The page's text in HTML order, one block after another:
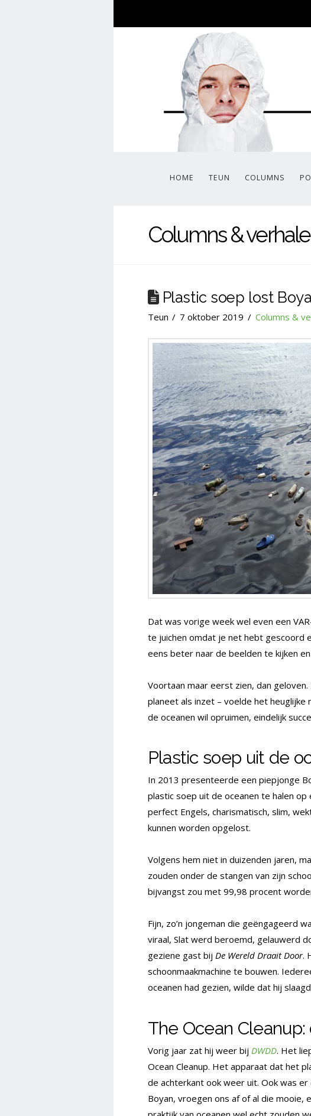
HOME TEUN COLUMNS
Columns &
Plastic soep lost
Teun 7 oktober 2019 Columns &
Dat was vorige week wel even een
te juichen omdat je net hebt gescoord
eens beter naar de beelden te kijken
Voortaan maar eerst zien, dan
planeet als inzet – voelde het heuglijke
de oceanen wil opruimen, eindelijk
Plastic soep uit de
In 2013 presenteerde een piepjonge
plastic soep uit de oceanen te halen op
perfect Engels, charismatisch, slim,
kunnen worden opgelost.
Volgens hem niet in duizenden jaren,
zouden onder de stangen van zijn
bijvangst zou met 99,98 procent
Fijn, zo’n jongeman die geëngageerd
viraal, Slat werd beroemd, gelauwerd
geziene gast bij De Wereld Draait Door.
schoonmaakmachine te bouwen.
oceanen had gezien, wilde dat hij
The Ocean
Vorig jaar zat hij weer bij DWDD. Het
Ocean Cleanup. Het apparaat dat het
de achterkant ook weer uit. Ook was
Boyan, vroegen ons af of al die mooie,